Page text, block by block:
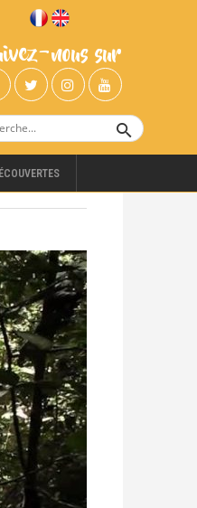
nous sur